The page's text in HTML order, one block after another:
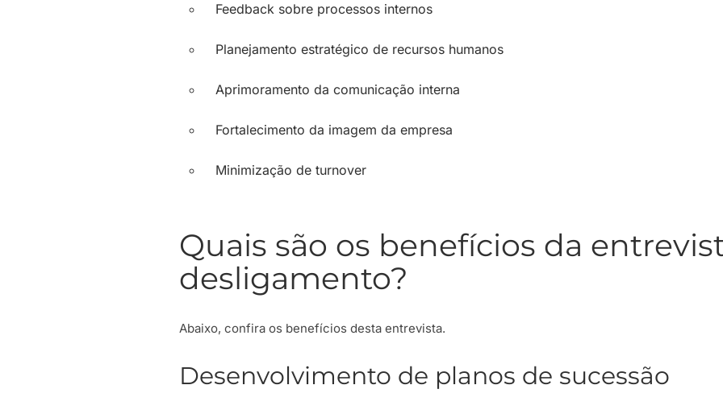
Feedback sobre processos internos
Planejamento estratégico de recursos humanos
Aprimoramento da comunicação interna
Fortalecimento da imagem da empresa
Minimização de turnover
Quais são os benefícios da
desligamento?
Abaixo, confira os benefícios desta entrevista.
Desenvolvimento de planos de sucessão